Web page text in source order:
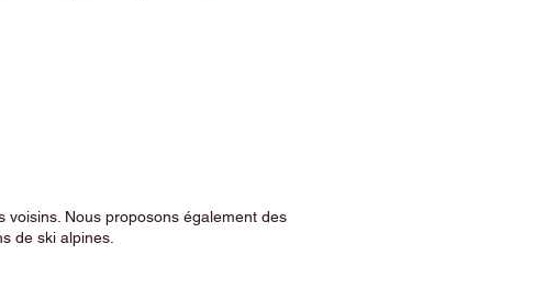
Nous proposons également des
de ski alpines.